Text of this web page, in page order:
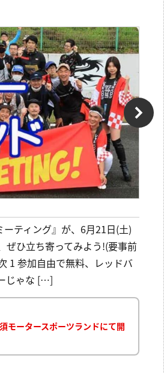
ティング』が、6月21日(土)
ぜひ立ち寄ってみよう!(要事前
1 参加自由で無料、レッドバ
じゃな […]
モータースポーツランドにて開